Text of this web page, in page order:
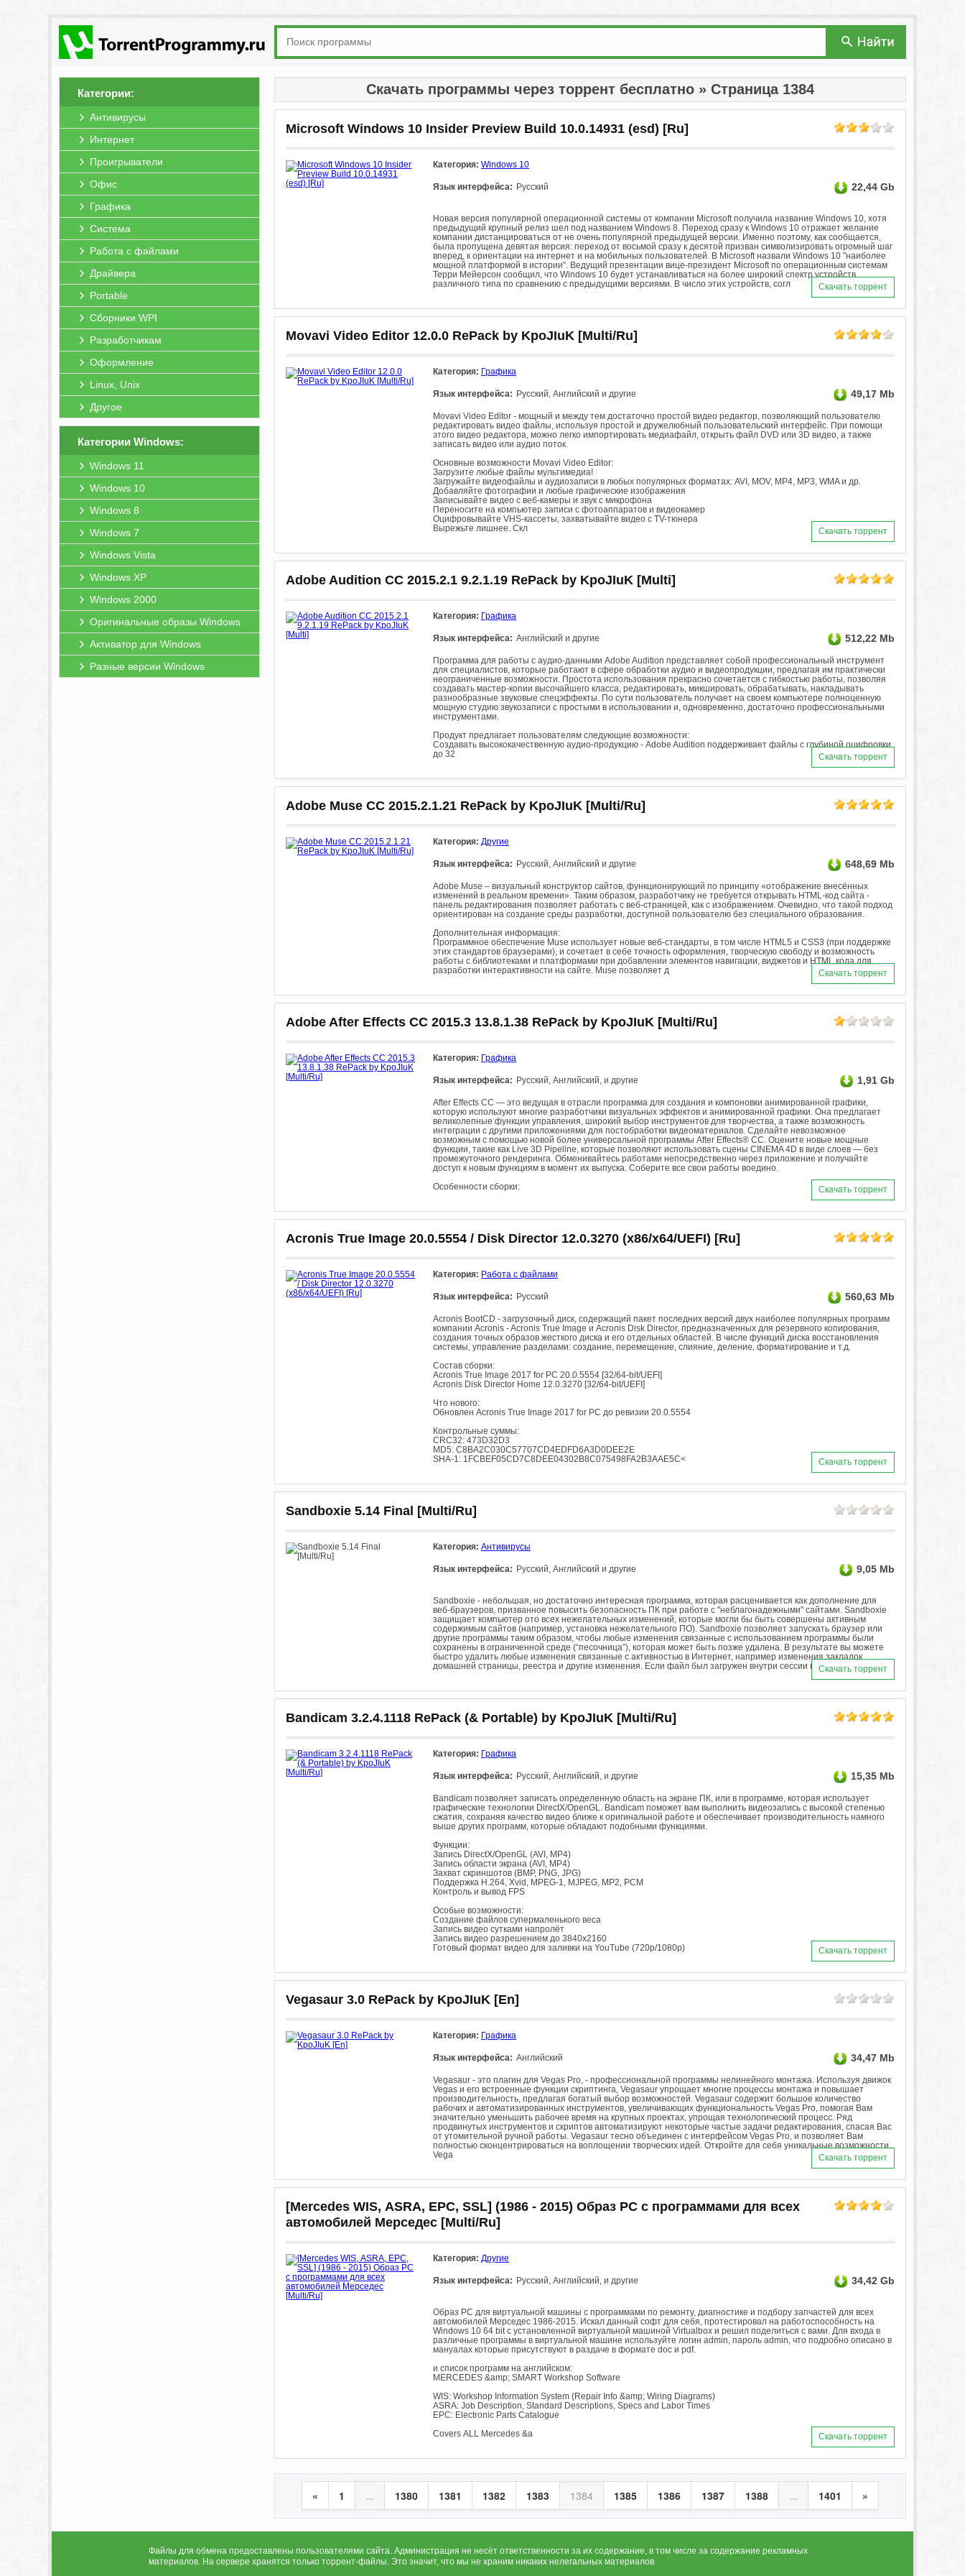
Категории:
Антивирусы
Интернет
Проигрыватели
Офис
Графика
Система
Работа с файлами
Драйвера
Portable
Сборники WPI
Разработчикам
Оформление
Linux, Unix
Другое
Категории Windows:
Windows 11
Windows 10
Windows 8
Windows 7
Windows Vista
Windows XP
Windows 2000
Оригинальные образы Windows
Активатор для Windows
Разные версии Windows
Скачать программы через торрент бесплатно » Страница 1384
Microsoft Windows 10 Insider Preview Build 10.0.14931 (esd) [Ru]
Категория: Windows 10
Язык интерфейса: Русский 22,44 Gb
Новая версия популярной операционной системы от компании Microsoft получила название Windows 10, хотя
предыдущий крупный релиз шел под названием Windows 8. Переход сразу к Windows 10 отражает желание
компании дистанцироваться от не очень популярной предыдущей версии. Именно поэтому, как сообщается,
была пропущена девятая версия: переход от восьмой сразу к десятой призван символизировать огромный шаг
вперед, к ориентации на интернет и на мобильных пользователей. В Microsoft назвали Windows 10 "наиболее
мощной платформой в истории". Ведущий презентации вице-президент Microsoft по операционным системам
Терри Мейерсон сообщил, что Windows 10 будет устанавливаться на более широкий спектр устройств
различного типа по сравнению с предыдущими версиями. В число этих устройств, согл
Скачать торрент
Movavi Video Editor 12.0.0 RePack by KpoJIuK [Multi/Ru]
Категория: Графика
Язык интерфейса: Русский, Английский и другие 49,17 Mb
Movavi Video Editor - мощный и между тем достаточно простой видео редактор, позволяющий пользователю
редактировать видео файлы, используя простой и дружелюбный пользовательский интерфейс. При помощи
этого видео редактора, можно легко импортировать медиафайл, открыть файл DVD или 3D видео, а также
записать видео или аудио поток.
Основные возможности Movavi Video Editor:
Загрузите любые файлы мультимедиа!
Загружайте видеофайлы и аудиозаписи в любых популярных форматах: AVI, MOV, MP4, MP3, WMA и др.
Добавляйте фотографии и любые графические изображения
Записывайте видео с веб-камеры и звук с микрофона
Переносите на компьютер записи с фотоаппаратов и видеокамер
Оцифровывайте VHS-кассеты, захватывайте видео с TV-тюнера
Вырежьте лишнее. Скл
Скачать торрент
Adobe Audition CC 2015.2.1 9.2.1.19 RePack by KpoJIuK [Multi]
Категория: Графика
Язык интерфейса: Английский и другие 512,22 Mb
Программа для работы с аудио-данными Adobe Audition представляет собой профессиональный инструмент
для специалистов, которые работают в сфере обработки аудио и видеопродукции, предлагая им практически
неограниченные возможности. Простота использования прекрасно сочетается с гибкостью работы, позволяя
создавать мастер-копии высочайшего класса, редактировать, микшировать, обрабатывать, накладывать
разнообразные звуковые спецэффекты. По сути пользователь получает на своем компьютере полноценную
мощную студию звукозаписи с простыми в использовании и, одновременно, достаточно профессиональными
инструментами.
Продукт предлагает пользователям следующие возможности:
Создавать высококачественную аудио-продукцию - Adobe Audition поддерживает файлы с глубиной оцифровки
до 32
Скачать торрент
Adobe Muse CC 2015.2.1.21 RePack by KpoJIuK [Multi/Ru]
Категория: Другие
Язык интерфейса: Русский, Английский и другие 648,69 Mb
Adobe Muse – визуальный конструктор сайтов, функционирующий по принципу «отображение внесённых
изменений в реальном времени». Таким образом, разработчику не требуется открывать HTML-код сайта -
панель редактирования позволяет работать с веб-страницей, как с изображением. Очевидно, что такой подход
ориентирован на создание среды разработки, доступной пользователю без специального образования.
Дополнительная информация:
Программное обеспечение Muse использует новые веб-стандарты, в том числе HTML5 и CSS3 (при поддержке
этих стандартов браузерами), и сочетает в себе точность оформления, творческую свободу и возможность
работы с библиотеками и платформами при добавлении элементов навигации, виджетов и HTML кода для
разработки интерактивности на сайте. Muse позволяет д
Скачать торрент
Adobe After Effects CC 2015.3 13.8.1.38 RePack by KpoJIuK [Multi/Ru]
Категория: Графика
Язык интерфейса: Русский, Английский, и другие 1,91 Gb
After Effects CC — это ведущая в отрасли программа для создания и компоновки анимированной графики,
которую используют многие разработчики визуальных эффектов и анимированной графики. Она предлагает
великолепные функции управления, широкий выбор инструментов для творчества, а также возможность
интеграции с другими приложениями для постобработки видеоматериалов. Сделайте невозможное
возможным с помощью новой более универсальной программы After Effects® CC. Оцените новые мощные
функции, такие как Live 3D Pipeline, которые позволяют использовать сцены CINEMA 4D в виде слоев — без
промежуточного рендеринга. Обменивайтесь работами непосредственно через приложение и получайте
доступ к новым функциям в момент их выпуска. Соберите все свои работы воедино.
Особенности сборки:
Скачать торрент
Acronis True Image 20.0.5554 / Disk Director 12.0.3270 (x86/x64/UEFI) [Ru]
Категория: Работа с файлами
Язык интерфейса: Русский 560,63 Mb
Acronis BootCD - загрузочный диск, содержащий пакет последних версий двух наиболее популярных программ
компании Acronis - Acronis True Image и Acronis Disk Director, предназначенных для резервного копирования,
создания точных образов жесткого диска и его отдельных областей. В числе функций диска восстановления
системы, управление разделами: создание, перемещение, слияние, деление, форматирование и т.д.
Состав сборки:
Acronis True Image 2017 for PC 20.0.5554 [32/64-bit/UEFI]
Acronis Disk Director Home 12.0.3270 [32/64-bit/UEFI]
Что нового:
Обновлен Acronis True Image 2017 for PC до ревизии 20.0.5554
Контрольные суммы:
CRC32: 473D32D3
MD5: C8BA2C030C57707CD4EDFD6A3D0DEE2E
SHA-1: 1FCBEF05CD7C8DEE04302B8C075498FA2B3AAE5C<
Скачать торрент
Sandboxie 5.14 Final [Multi/Ru]
Категория: Антивирусы
Язык интерфейса: Русский, Английский и другие 9,05 Mb
Sandboxie - небольшая, но достаточно интересная программа, которая расценивается как дополнение для
веб-браузеров, призванное повысить безопасность ПК при работе с "неблагонадежными" сайтами. Sandboxie
защищает компьютер ото всех нежелательных изменений, которые могли бы быть совершены активным
содержимым сайтов (например, установка нежелательного ПО). Sandboxie позволяет запускать браузер или
другие программы таким образом, чтобы любые изменения связанные с использованием программы были
сохранены в ограниченной среде (“песочница”), которая может быть позже удалена. В результате вы можете
быстро удалить любые изменения связанные с активностью в Интернет, например изменения закладок,
домашней страницы, реестра и другие изменения. Если файл был загружен внутри сессии песочниСкачать торрент
Bandicam 3.2.4.1118 RePack (& Portable) by KpoJIuK [Multi/Ru]
Категория: Графика
Язык интерфейса: Русский, Английский, и другие 15,35 Mb
Bandicam позволяет записать определенную область на экране ПК, или в программе, которая использует
графические технологии DirectX/OpenGL. Bandicam поможет вам выполнить видеозапись с высокой степенью
сжатия, сохраняя качество видео ближе к оригинальной работе и обеспечивает производительность намного
выше других программ, которые обладают подобными функциями.
Функции:
Запись DirectX/OpenGL (AVI, MP4)
Запись области экрана (AVI, MP4)
Захват скриншотов (BMP, PNG, JPG)
Поддержка H.264, Xvid, MPEG-1, MJPEG, MP2, PCM
Контроль и вывод FPS
Особые возможности:
Создание файлов супермаленького веса
Запись видео сутками напролёт
Запись видео разрешением до 3840x2160
Готовый формат видео для заливки на YouTube (720p/1080p)
Скачать торрент
Vegasaur 3.0 RePack by KpoJIuK [En]
Категория: Графика
Язык интерфейса: Английский 34,47 Mb
Vegasaur - это плагин для Vegas Pro, - профессиональной программы нелинейного монтажа. Используя движок
Vegas и его встроенные функции скриптинга, Vegasaur упрощает многие процессы монтажа и повышает
производительность, предлагая богатый выбор возможностей. Vegasaur содержит большое количество
рабочих и автоматизированных инструментов, увеличивающих функциональность Vegas Pro, помогая Вам
значительно уменьшить рабочее время на крупных проектах, упрощая технологический процесс. Ряд
продвинутых инструментов и скриптов автоматизируют некоторые частые задачи редактирования, спасая Вас
от утомительной ручной работы. Vegasaur тесно объединен с интерфейсом Vegas Pro, и позволяет Вам
полностью сконцентрироваться на воплощении творческих идей. Откройте для себя уникальные возможности
Vega
Скачать торрент
[Mеrсеdеs WІS, АSRА, ЕРС, SSL] (1986 - 2015) Образ PC с программами для всех
автомобилей Мерседес [Multi/Ru]
Категория: Другие
Язык интерфейса: Русский, Английский, и другие 34,42 Gb
Образ PC для виртуальной машины с программами по ремонту, диагностике и подбору запчастей для всех
автомобилей Мерседес 1986-2015. Искал данный софт для себя, протестировал на работоспособность на
Windows 10 64 bit с установленной виртуальной машиной Virtualbox и решил поделиться с вами. Для входа в
различные программы в виртуальной машине используйте логин admin, пароль admin, что подробно описано в
мануалах которые присутствуют в раздаче в формате doc и pdf.
и список программ на английском:
MЕRСЕDЕS &аmр; SMАRT Wоrkshор Sоftwаrе
WІS: Wоrkshор Іnfоrmаtіоn Sуstеm (Rераіr Іnfо &аmр; Wіrіng Dіаgrаms)
АSRА: Jоb Dеsсrірtіоn, Stаndаrd Dеsсrірtіоns, Sресs аnd Lаbоr Tіmеs
ЕРС: Еlесtrоnіс Раrts Саtаlоguе
Соvеrs АLL Mеrсеdеs &а
Скачать торрент
« 1 ... 1380 1381 1382 1383 1384 1385 1386 1387 1388 ... 1401 »
Файлы для обмена предоставлены пользователями сайта. Администрация не несёт ответственности за их содержание, в том числе за содержание рекламных
материалов. На сервере хранятся только торрент-файлы. Это значит, что мы не храним никаких нелегальных материалов